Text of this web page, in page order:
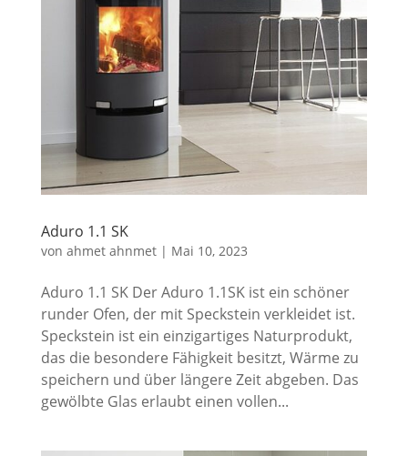
Aduro 1.1 SK
von ahmet ahnmet| Mai 10, 2023
Aduro 1.1 SK Der Aduro 1.1SK ist ein schöner
runder Ofen, der mit Speckstein verkleidet ist.
Speckstein ist ein einzigartiges Naturprodukt,
das die besondere Fähigkeit besitzt, Wärme zu
speichern und über längere Zeit abgeben. Das
gewölbte Glas erlaubt einen vollen...